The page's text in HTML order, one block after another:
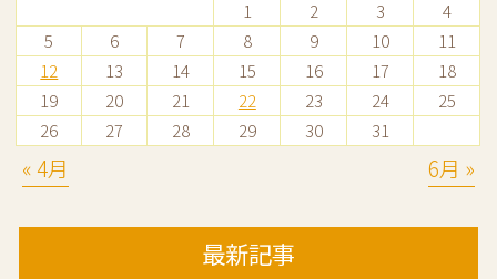
1 2 3
4
5
6 7 8 9 10
11
12
13 14 15 16 17
18
19
20 21 22 23 24
25
26
27 28 29 30 31
« 4月 6月 »
最新記事